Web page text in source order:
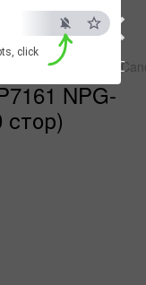
×
ESC
click
Тонер G&G до
NPG-
стор)